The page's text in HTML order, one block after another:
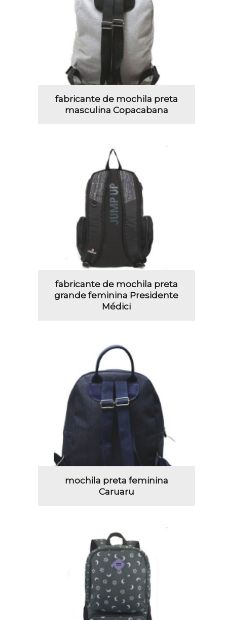
fabricante de mochila preta
masculina Copacabana
fabricante de mochila preta
grande feminina Presidente
Médici
mochila preta feminina
Caruaru